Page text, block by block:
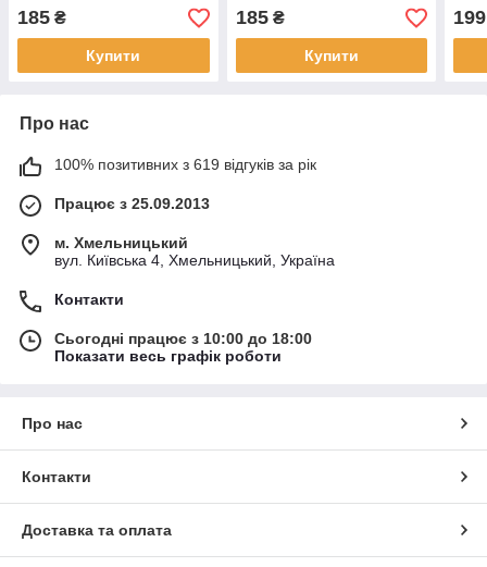
185 ₴
Купити
185₴
Купити
199
Про нас
100% позитивних з 619 відгуків за рік
Працює з 25.09.2013
м. Хмельницький
вул. Київська 4, Хмельницький, Україна
Контакти
Сьогодні працює з 10:00 до 18:00
Показати весь графік роботи
Про нас
Контакти
Доставка та оплата